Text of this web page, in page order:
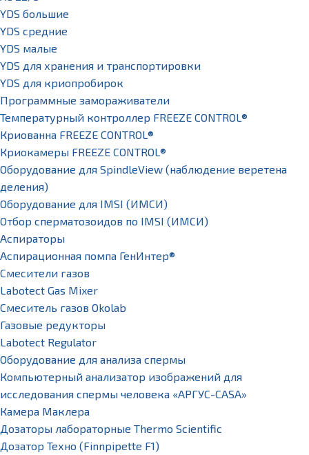
YDS большие
YDS средние
YDS малые
YDS для хранения и транспортировки
YDS для криопробирок
Программные замораживатели
Температурный контроллер FREEZE CONTROL®
Криованна FREEZE CONTROL®
Криокамеры FREEZE CONTROL®
Оборудование для SpindleView (наблюдение веретена
деления)
Оборудование для IMSI (ИМСИ)
Отбор сперматозоидов по IMSI (ИМСИ)
Аспираторы
Аспирационная помпа ГенИнтер®
Смесители газов
Labotect Gas Mixer
Смеситель газов Okolab
Газовые редукторы
Labotect Regulator
Оборудование для анализа спермы
Компьютерный анализатор изображений для
исследования спермы человека «АРГУС-CASA»
Камера Маклера
Дозаторы лабораторные Thermo Scientific
Дозатор Техно (Finnpipette F1)